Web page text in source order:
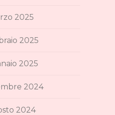
2025
2025
2025
2024
2024